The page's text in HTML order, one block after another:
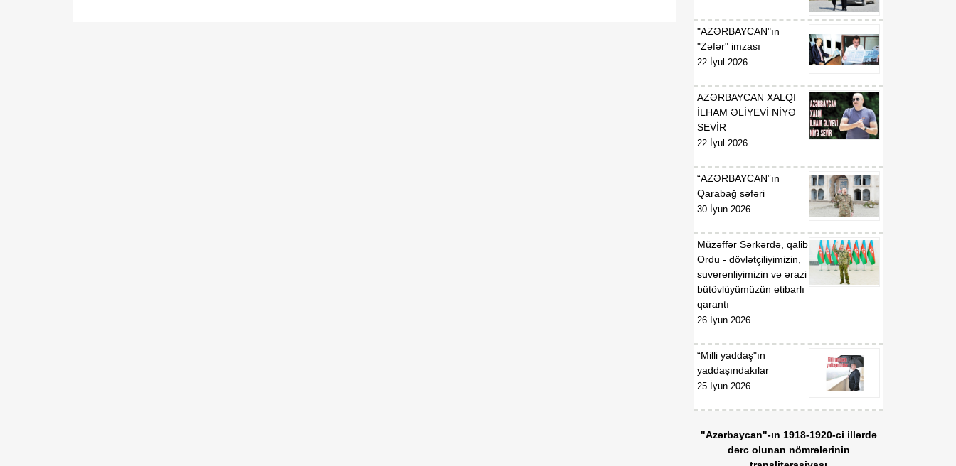
"AZƏRBAYCAN"ın
"Zəfər" imzası
22 İyul 2026
AZƏRBAYCAN XALQI
İLHAM ƏLİYEVİ NİYƏ
SEVİR
22 İyul 2026
“AZƏRBAYCAN”ın
Qarabağ səfəri
30 İyun 2026
Müzəffər Sərkərdə, qalib
Ordu - dövlətçiliyimizin,
suverenliyimizin və ərazi
bütövlüyümüzün etibarlı
qarantı
26 İyun 2026
“Milli yaddaş"ın
yaddaşındakılar
25 İyun 2026
"Azərbaycan"-ın 1918-1920-ci illərdə
dərc olunan nömrələrinin